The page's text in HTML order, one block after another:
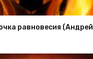
равновесия (Андрей